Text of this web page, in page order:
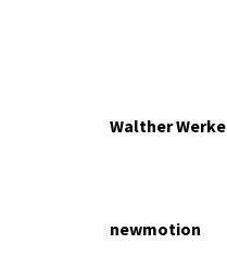
Walther Werke
newmotion